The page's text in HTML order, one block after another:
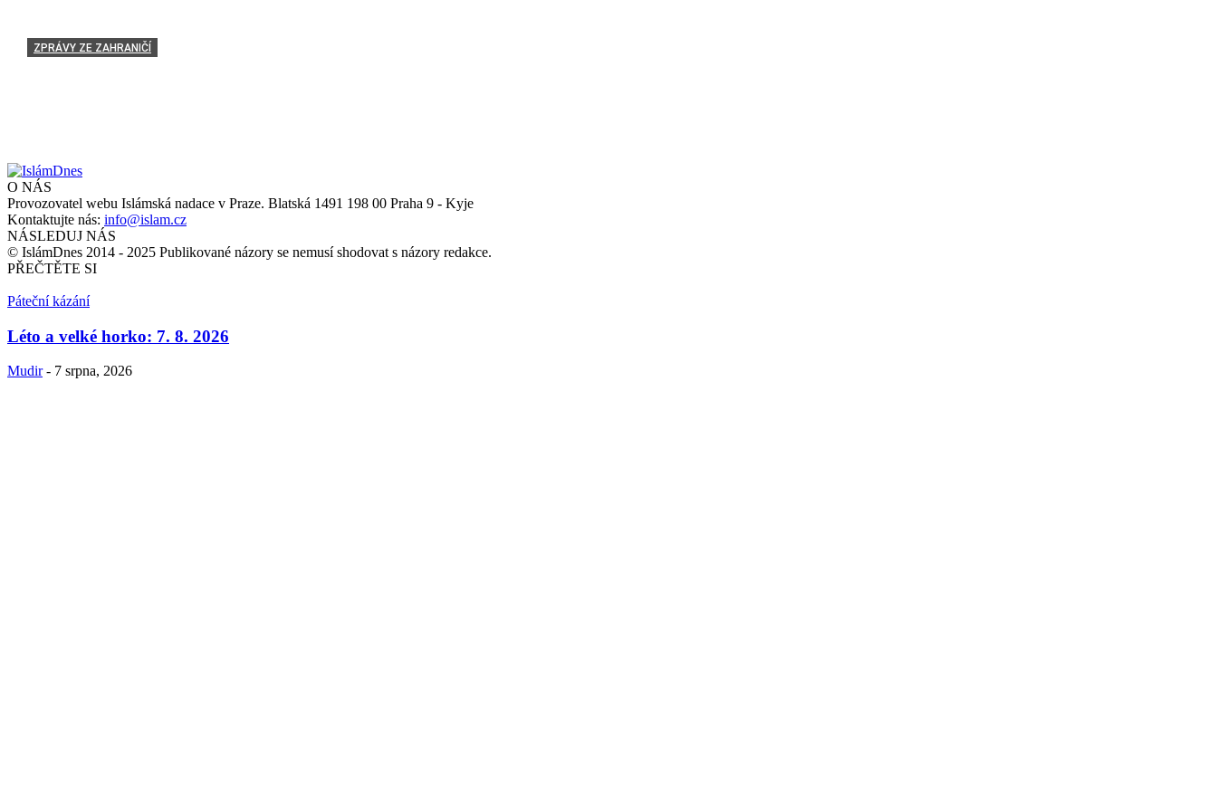
ZPRÁVY ZE ZAHRANIČÍ
O NÁS
Provozovatel webu Islámská nadace v Praze. Blatská 1491 198 00 Praha 9 - Kyje
Kontaktujte nás: info@islam.cz
NÁSLEDUJ NÁS
© IslámDnes 2014 - 2025 Publikované názory se nemusí shodovat s názory redakce.
PŘEČTĚTE SI
Páteční kázání
Léto a velké horko: 7. 8. 2026
Mudir - 7 srpna, 2026